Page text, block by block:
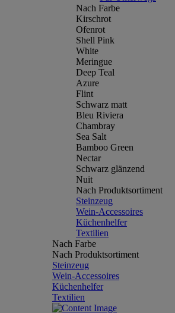
Nach Farbe
Kirschrot
Ofenrot
Shell Pink
White
Meringue
Deep Teal
Azure
Flint
Schwarz matt
Bleu Riviera
Chambray
Sea Salt
Bamboo Green
Nectar
Schwarz glänzend
Nuit
Nach Produktsortiment
Steinzeug
Wein-Accessoires
Küchenhelfer
Textilien
Nach Farbe
Nach Produktsortiment
Steinzeug
Wein-Accessoires
Küchenhelfer
Textilien